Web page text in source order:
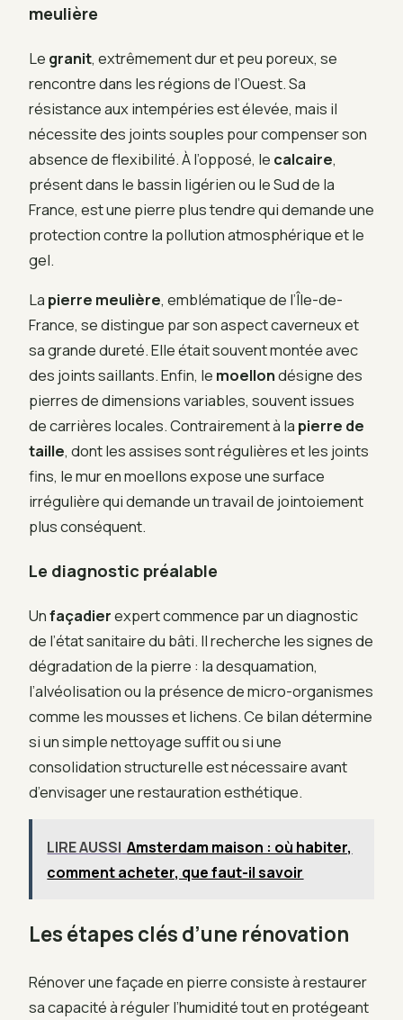
meulière
Le granit, extrêmement dur et peu poreux, se
rencontre dans les régions de l’Ouest. Sa
résistance aux intempéries est élevée, mais il
nécessite des joints souples pour compenser son
absence de flexibilité. À l’opposé, le calcaire,
présent dans le bassin ligérien ou le Sud de la
France, est une pierre plus tendre qui demande une
protection contre la pollution atmosphérique et le
gel.
La pierre meulière, emblématique de l’Île-de-
France, se distingue par son aspect caverneux et
sa grande dureté. Elle était souvent montée avec
des joints saillants. Enfin, le moellondésigne des
pierres de dimensions variables, souvent issues
de carrières locales. Contrairement à la pierre de
taille, dont les assises sont régulières et les joints
fins, le mur en moellons expose une surface
irrégulière qui demande un travail de jointoiement
plus conséquent.
Le diagnostic préalable
Unfaçadierexpert commence par un diagnostic
de l’état sanitaire du bâti. Il recherche les signes de
dégradation de la pierre : la desquamation,
l’alvéolisation ou la présence de micro-organismes
comme les mousses et lichens. Ce bilan détermine
si un simple nettoyage suffit ou si une
consolidation structurelle est nécessaire avant
d’envisager une restauration esthétique.
LIRE AUSSI Amsterdam maison : où habiter,
comment acheter, que faut-il savoir
Les étapes clés d’une rénovation
Rénover une façade en pierre consiste à restaurer
sa capacité à réguler l’humidité tout en protégeant